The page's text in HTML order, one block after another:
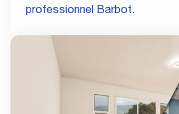
professionnel Barbot.